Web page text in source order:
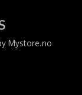
Mystore.no